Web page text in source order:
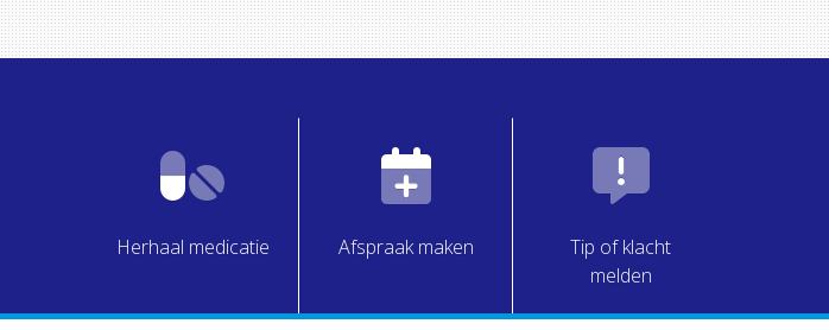
Herhaal medicatie Afspraak maken
Tip of klacht
melden